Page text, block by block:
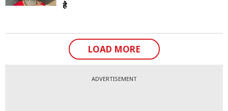
है
LOAD MORE
ADVERTISEMENT